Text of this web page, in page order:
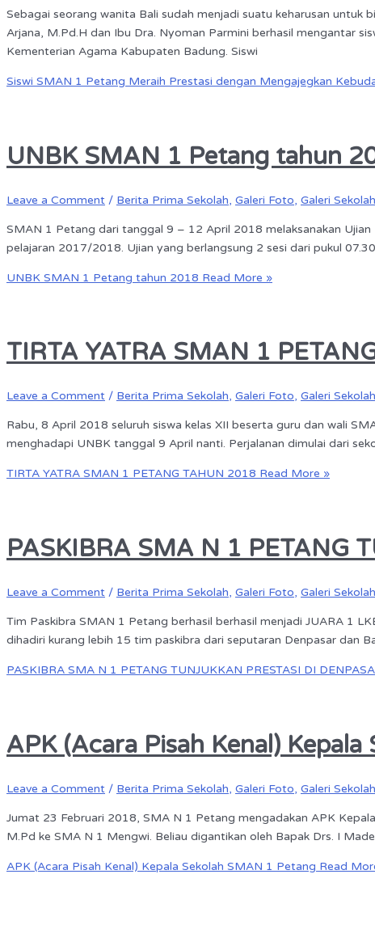
Sebagai seorang wanita Bali sudah menjadi suatu keharusan untuk
Arjana, M.Pd.H dan Ibu Dra. Nyoman Parmini berhasil mengantar
Kementerian Agama Kabupaten Badung. Siswi
Siswi SMAN 1 Petang Meraih Prestasi dengan Mengajegkan
UNBK SMAN 1 Petang tahun
Leave a Comment / Berita Prima Sekolah, Galeri Foto, Galeri Sekolah
SMAN 1 Petang dari tanggal 9 – 12 April 2018 melaksanakan
pelajaran 2017/2018. Ujian yang berlangsung 2 sesi dari pukul
UNBK SMAN 1 Petang tahun 2018 Read More »
TIRTA YATRA SMAN 1
Leave a Comment / Berita Prima Sekolah, Galeri Foto, Galeri Sekolah
Rabu, 8 April 2018 seluruh siswa kelas XII beserta guru dan wali
menghadapi UNBK tanggal 9 April nanti. Perjalanan dimulai dari
TIRTA YATRA SMAN 1 PETANG TAHUN 2018 Read More »
PASKIBRA SMA N 1 PETANG
Leave a Comment / Berita Prima Sekolah, Galeri Foto, Galeri Sekolah
Tim Paskibra SMAN 1 Petang berhasil berhasil menjadi JUARA 1
dihadiri kurang lebih 15 tim paskibra dari seputaran Denpasar dan
PASKIBRA SMA N 1 PETANG TUNJUKKAN PRESTASI DI
APK (Acara Pisah Kenal)
Leave a Comment / Berita Prima Sekolah, Galeri Foto, Galeri Sekolah
Jumat 23 Februari 2018, SMA N 1 Petang mengadakan APK
M.Pd ke SMA N 1 Mengwi. Beliau digantikan oleh Bapak Drs. I
APK (Acara Pisah Kenal) Kepala Sekolah SMAN 1 Petang Read